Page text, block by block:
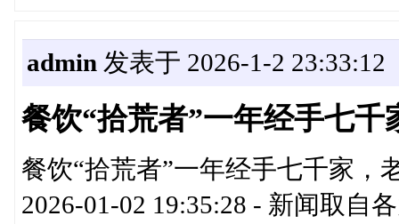
admin 发表于 2026-1-2 23:33:12
餐饮“拾荒者”一年经手七
餐饮“拾荒者”一年经手七千家，
2026-01-02 19:35:28 - 新闻取自